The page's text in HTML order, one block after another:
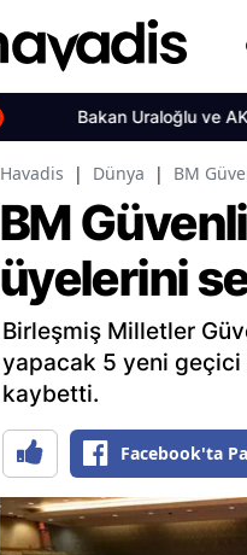
Bakan Uraloğlu ve AK Partili
Havadis | Dünya | BM
BM
üyelerini
Birleşmiş Milletler
yapacak 5 yeni geçici
kaybetti.
Facebook'ta